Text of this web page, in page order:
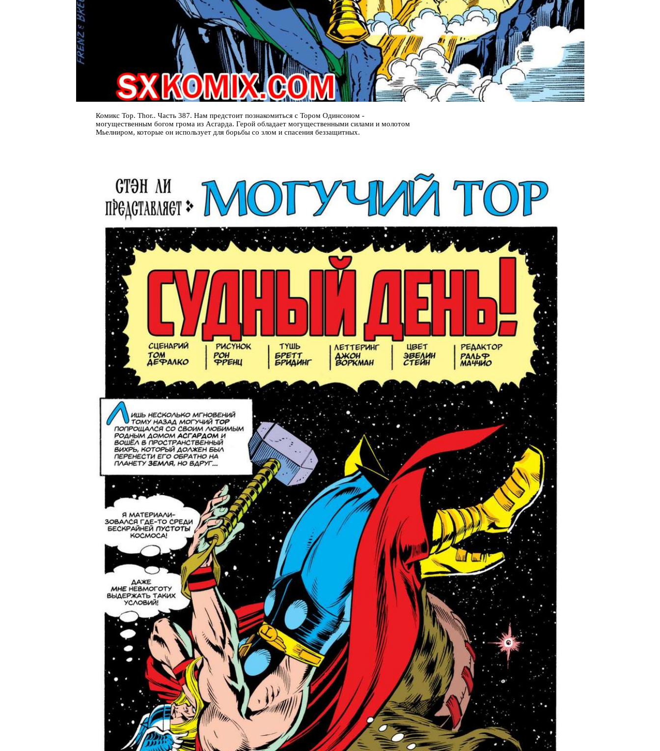
Комикс Тор. Thor.. Часть 387. Нам предстоит познакомиться с Тором Одинсоном -
могущественным богом грома из Асгарда. Герой обладает могущественными силами и молотом
Мьелниром, которые он использует для борьбы со злом и спасения беззащитных.